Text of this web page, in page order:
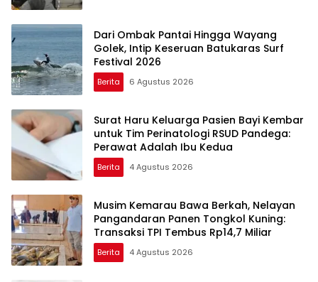
Dari Ombak Pantai Hingga Wayang
Golek, Intip Keseruan Batukaras Surf
Festival 2026
Berita 6 Agustus 2026
Surat Haru Keluarga Pasien Bayi Kembar
untuk Tim Perinatologi RSUD Pandega:
Perawat Adalah Ibu Kedua
Berita 4 Agustus 2026
Musim Kemarau Bawa Berkah, Nelayan
Pangandaran Panen Tongkol Kuning:
Transaksi TPI Tembus Rp14,7 Miliar
Berita 4 Agustus 2026